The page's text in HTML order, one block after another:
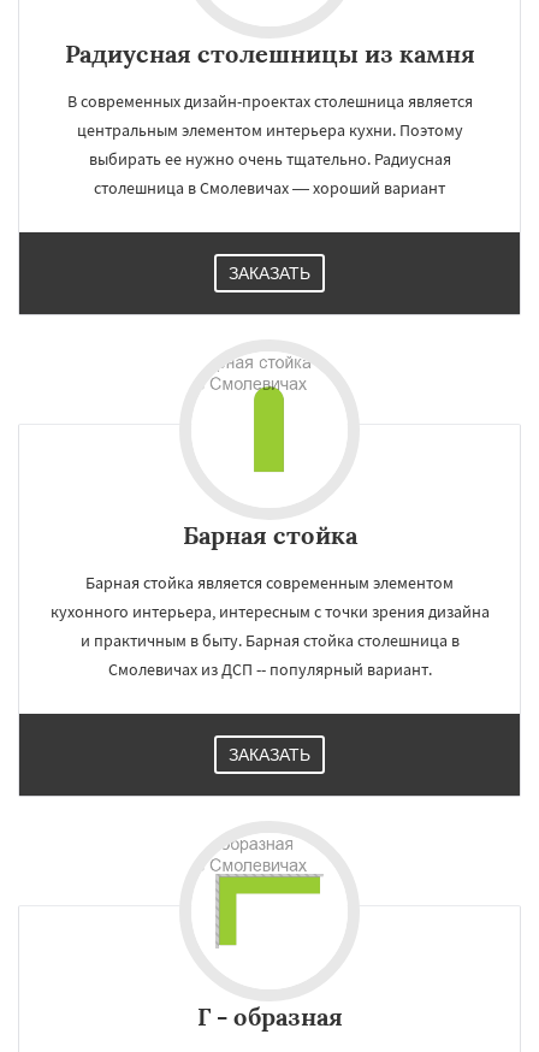
Радиусная столешницы из камня
В современных дизайн-проектах столешница является
центральным элементом интерьера кухни. Поэтому
выбирать ее нужно очень тщательно. Радиусная
столешница в Смолевичах — хороший вариант
ЗАКАЗАТЬ
Барная стойка
Барная стойка является современным элементом
кухонного интерьера, интересным с точки зрения дизайна
и практичным в быту. Барная стойка столешница в
Смолевичах из ДСП -- популярный вариант.
ЗАКАЗАТЬ
Г - образная